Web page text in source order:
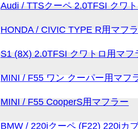
Audi / TTSクーペ 2.0TFSI クワ
HONDA / CIVIC TYPE R用マフ
S1 (8X) 2.0TFSI クワトロ用マフ
MINI / F55 ワン クーパー用マフ
MINI / F55 CooperS用マフラー
BMW / 220iクーペ (F22) 220iカ